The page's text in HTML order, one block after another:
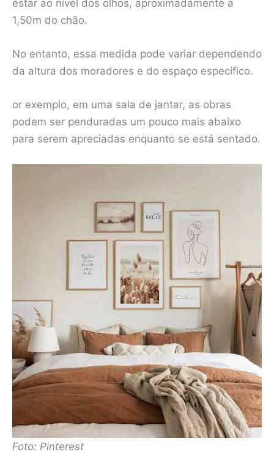
estar ao nível dos olhos, aproximadamente a
1,50m do chão.
No entanto, essa medida pode variar dependendo
da altura dos moradores e do espaço específico.
or exemplo, em uma sala de jantar, as obras
podem ser penduradas um pouco mais abaixo
para serem apreciadas enquanto se está sentado.
Foto: Pinterest